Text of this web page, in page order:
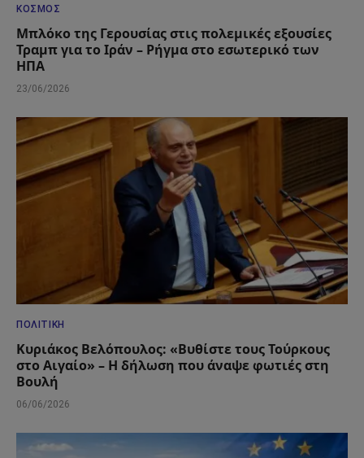
ΚΌΣΜΟΣ
Μπλόκο της Γερουσίας στις πολεμικές εξουσίες
Τραμπ για το Ιράν – Ρήγμα στο εσωτερικό των
ΗΠΑ
23/06/2026
ΠΟΛΙΤΙΚΉ
Κυριάκος Βελόπουλος: «Βυθίστε τους Τούρκους
στο Αιγαίο» – Η δήλωση που άναψε φωτιές στη
Βουλή
06/06/2026